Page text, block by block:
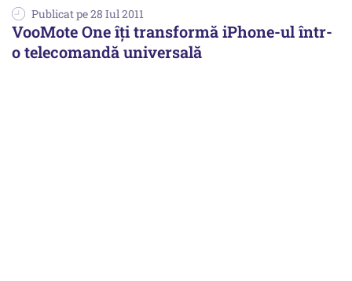
Publicat pe 28 Iul 2011
VooMote One îţi transformă iPhone-ul într-
o telecomandă universală